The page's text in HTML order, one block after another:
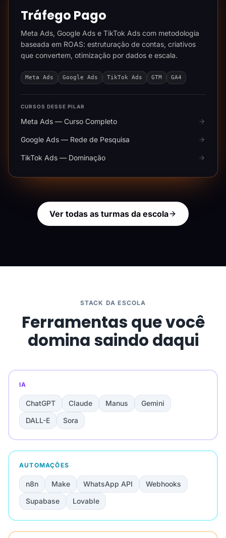
Tráfego Pago
Meta Ads, Google Ads e TikTok Ads com metodologia
baseada em ROAS: estruturação de contas, criativos
que convertem, otimização por dados e escala.
Meta Ads Google Ads TikTok Ads GTM GA4
CURSOS DESSE PILAR
Meta Ads — Curso Completo
Google Ads — Rede de Pesquisa
TikTok Ads — Dominação
Ver todas as turmas da escola
STACK DA ESCOLA
Ferramentas que você
domina saindo daqui
IA
ChatGPT Claude Manus
Gemini
DALL-E
Sora
AUTOMAÇÕES
n8n Make WhatsApp API
Webhooks
Supabase
Lovable